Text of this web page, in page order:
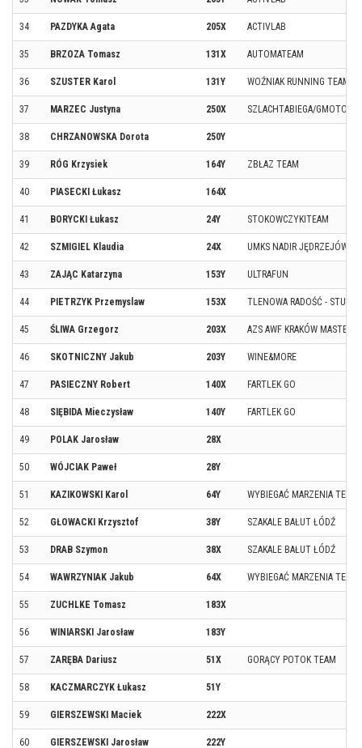
34 PAZDYKA Agata 205X ACTIVLAB
35 BRZOZA Tomasz 131X AUTOMATEAM
36 SZUSTER Karol 131Y WOŹNIAK RUNNING TEAM
37 MARZEC Justyna 250X SZLACHTABIEGA/GMOTO
38 CHRZANOWSKA Dorota 250Y
39 RÓG Krzysiek 164Y ZBŁAZ TEAM
40 PIASECKI Łukasz 164X
41 BORYCKI Łukasz 24Y STOKOWCZYKITEAM
42 SZMIGIEL Klaudia 24X UMKS NADIR JĘDRZEJÓW/
43 ZAJĄC Katarzyna 153Y ULTRAFUN
44 PIETRZYK Przemyslaw 153X TLENOWA RADOŚĆ - STUDIO
45 ŚLIWA Grzegorz 203X AZS AWF KRAKÓW MASTERS
46 SKOTNICZNY Jakub 203Y WINE&MORE
47 PASIECZNY Robert 140X FARTLEK GO
48 SIĘBIDA Mieczysław 140Y FARTLEK GO
49 POLAK Jarosław 28X
50 WÓJCIAK Paweł 28Y
51 KAZIKOWSKI Karol 64Y WYBIEGAĆ MARZENIA TEAM
52 GŁOWACKI Krzysztof 38Y SZAKALE BAŁUT ŁÓDŹ
53 DRAB Szymon 38X SZAKALE BAŁUT ŁÓDŹ
54 WAWRZYNIAK Jakub 64X WYBIEGAĆ MARZENIA TEAM
55 ZUCHLKE Tomasz 183X
56 WINIARSKI Jarosław 183Y
57 ZARĘBA Dariusz 51X GORĄCY POTOK TEAM
58 KACZMARCZYK Łukasz 51Y
59 GIERSZEWSKI Maciek 222X
60 GIERSZEWSKI Jarosław 222Y